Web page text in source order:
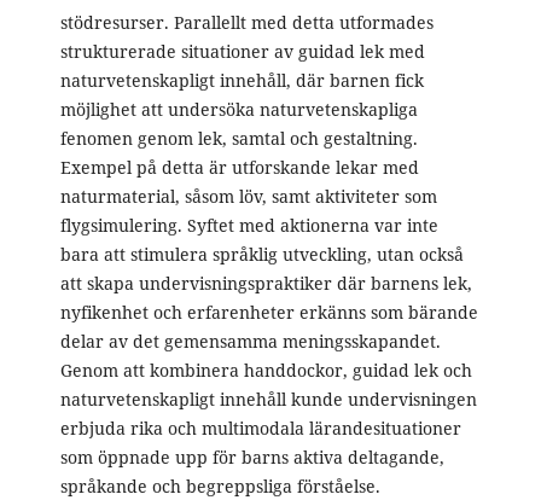
stödresurser. Parallellt med detta utformades
strukturerade situationer av guidad lek med
naturvetenskapligt innehåll, där barnen fick
möjlighet att undersöka naturvetenskapliga
fenomen genom lek, samtal och gestaltning.
Exempel på detta är utforskande lekar med
naturmaterial, såsom löv, samt aktiviteter som
flygsimulering. Syftet med aktionerna var inte
bara att stimulera språklig utveckling, utan också
att skapa undervisningspraktiker där barnens lek,
nyfikenhet och erfarenheter erkänns som bärande
delar av det gemensamma meningsskapandet.
Genom att kombinera handdockor, guidad lek och
naturvetenskapligt innehåll kunde undervisningen
erbjuda rika och multimodala lärandesituationer
som öppnade upp för barns aktiva deltagande,
språkande och begreppsliga förståelse.